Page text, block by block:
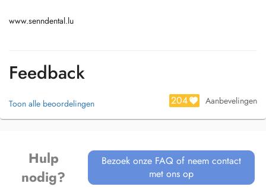
www.senndental.lu
Feedback
Toon alle beoordelingen 204 Aanbevelingen
Hulp
nodig?
Bezoek onze FAQ of neem contact
met ons op